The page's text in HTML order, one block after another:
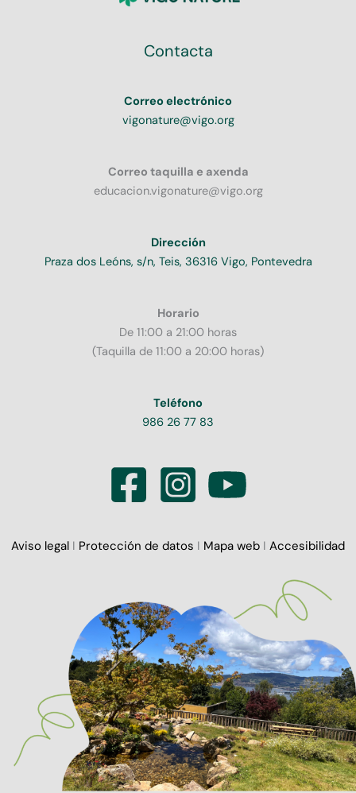
Contacta
Correo electrónico
vigonature@vigo.org
Correo taquilla e axenda
educacion.vigonature@vigo.org
Dirección
Praza dos Leóns, s/n, Teis, 36316 Vigo, Pontevedra
Horario
De 11:00 a 21:00 horas
(Taquilla de 11:00 a 20:00 horas)
Teléfono
986 26 77 83
Aviso legal I Protección de datos I Mapa web I Accesibilidad